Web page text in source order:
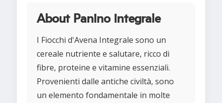
About Panino integrale
I Fiocchi d'Avena Integrale sono un
cereale nutriente e salutare, ricco di
fibre, proteine e vitamine essenziali.
Provenienti dalle antiche civiltà, sono
un elemento fondamentale in molte